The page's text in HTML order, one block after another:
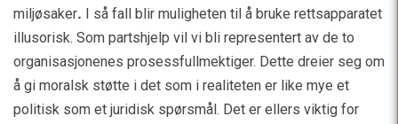
miljøsaker.
I så fall blir muligheten til å bruke rettsapparatet
illusorisk. Som partshjelp vil vi bli representert av de to
organisasjonenes prosessfullmektiger. Dette dreier seg om
å gi moralsk støtte i det som i realiteten er like mye et
politisk som et juridisk spørsmål. Det er ellers viktig for